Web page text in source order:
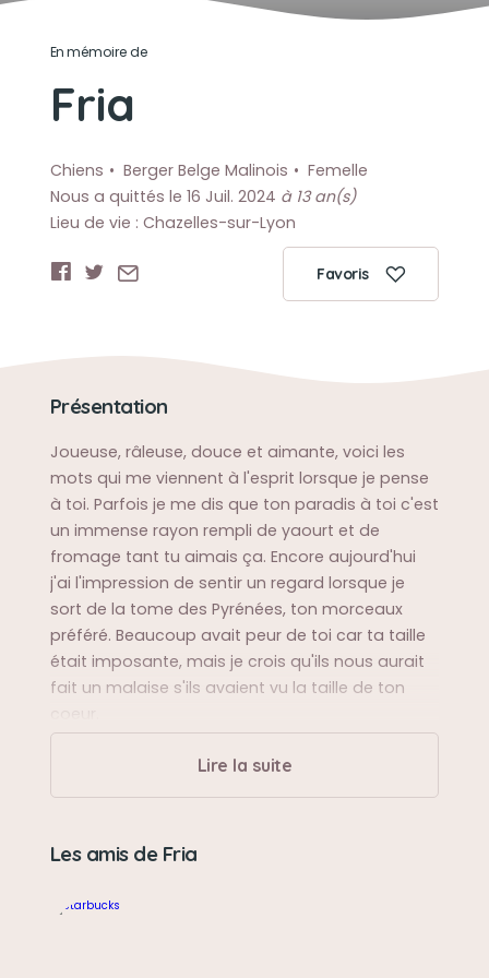
En mémoire de
Fria
Chiens Berger Belge Malinois
Femelle
Nous a quittés le 16 Juil. 2024 à 13 an(s)
Lieu de vie : Chazelles-sur-Lyon
Favoris
Présentation
Joueuse, râleuse, douce et aimante, voici les
mots qui me viennent à l'esprit lorsque je pense
à toi. Parfois je me dis que ton paradis à toi c'est
un immense rayon rempli de yaourt et de
fromage tant tu aimais ça. Encore aujourd'hui
j'ai l'impression de sentir un regard lorsque je
sort de la tome des Pyrénées, ton morceaux
préféré. Beaucoup avait peur de toi car ta taille
était imposante, mais je crois qu'ils nous aurait
fait un malaise s'ils avaient vu la taille de ton
Je t'aime.
Sa balade préférée
Le parc d'andrezieux Bouthéon au bord de la
la fraîche.
Lire la suite
Les amis de Fria